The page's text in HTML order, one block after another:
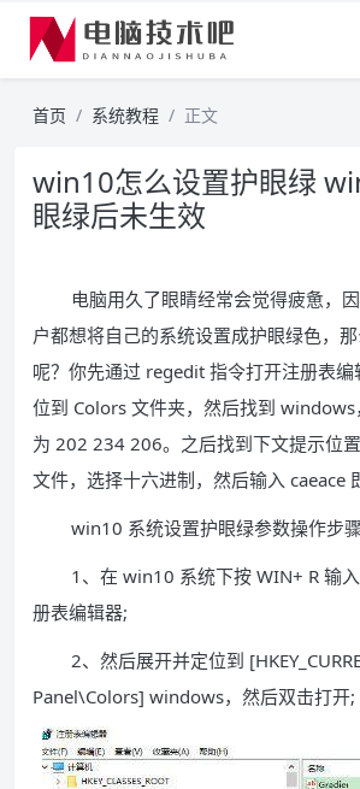
首页 系统教程 正文
win10怎么设置护眼绿
眼绿后未生效
电脑用久了眼睛经常会觉得疲惫，
户都想将自己的系统设置成护眼绿色，
呢？你先通过 regedit 指令打开注册表编
位到 Colors 文件夹，然后找到 windows
为 202 234 206。之后找到下文提示位
文件，选择十六进制，然后输入 caeace
win10 系统设置护眼绿参数操作步骤
1、在 win10 系统下按 WIN+ R 输
册表编辑器;
2、然后展开并定位到
Panel\Colors] windows，然后双击打开;